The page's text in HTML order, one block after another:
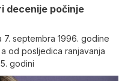
decenije počinje
septembra 1996. godine
od posljedica ranjavanja
godini